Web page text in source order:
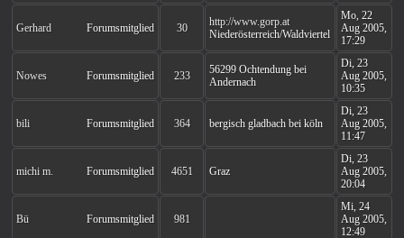
Forumsmitglied
Gerhard 30
http://www.gorp.at
Niederösterreich/Waldviertel
Mo, 22
Aug 2005,
17:29
Forumsmitglied
Nowes 233
56299 Ochtendung bei
Andernach
Di, 23
Aug 2005,
10:35
Forumsmitglied
bili 364 bergisch gladbach bei köln
Di, 23
Aug 2005,
11:47
Forumsmitglied
michi m. 4651 Graz
Di, 23
Aug 2005,
20:04
Forumsmitglied
Bü 981
Mi, 24
Aug 2005,
12:49